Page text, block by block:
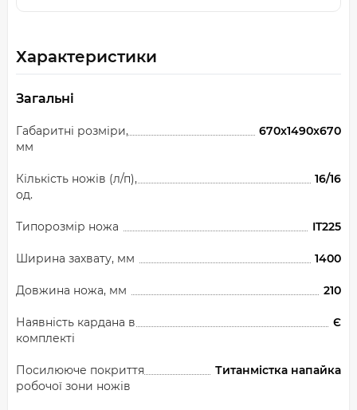
Характеристики
Загальні
Габаритні розміри,
мм
670x1490x670
Кількість ножів (л/п),
од.
16/16
Типорозмір ножа IT225
Ширина захвату, мм 1400
Довжина ножа, мм 210
Наявність кардана в
комплекті
Є
Посилююче покриття
робочої зони ножів
Титанмістка напайка